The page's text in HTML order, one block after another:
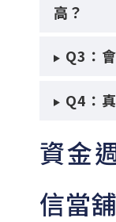
高？
Q3：
Q4：
資金
信當